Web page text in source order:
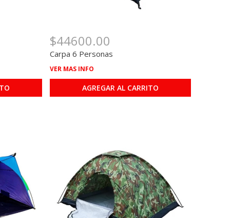
$44600.00
Carpa 6 Personas
VER MAS INFO
AGREGAR AL CARRITO